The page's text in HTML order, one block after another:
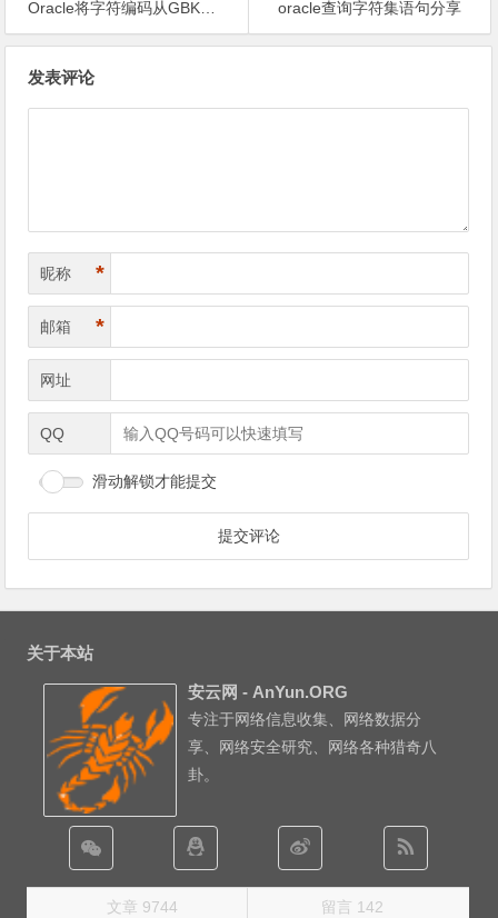
Oracle将字符编码从GBK转到UTF8，如何操作比较稳妥？ oracle查询字符集语句分享
发表评论
昵称 *
邮箱 *
网址
QQ
滑动解锁才能提交
关于本站
安云网 - AnYun.ORG
专注于网络信息收集、网络数据分
享、网络安全研究、网络各种猎奇八
卦。
文章 9744 留言 142